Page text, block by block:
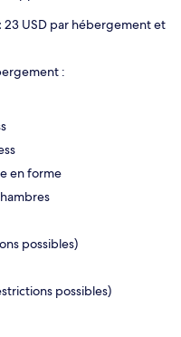
23 USD par hébergement et
:
en forme
possibles)
possibles)